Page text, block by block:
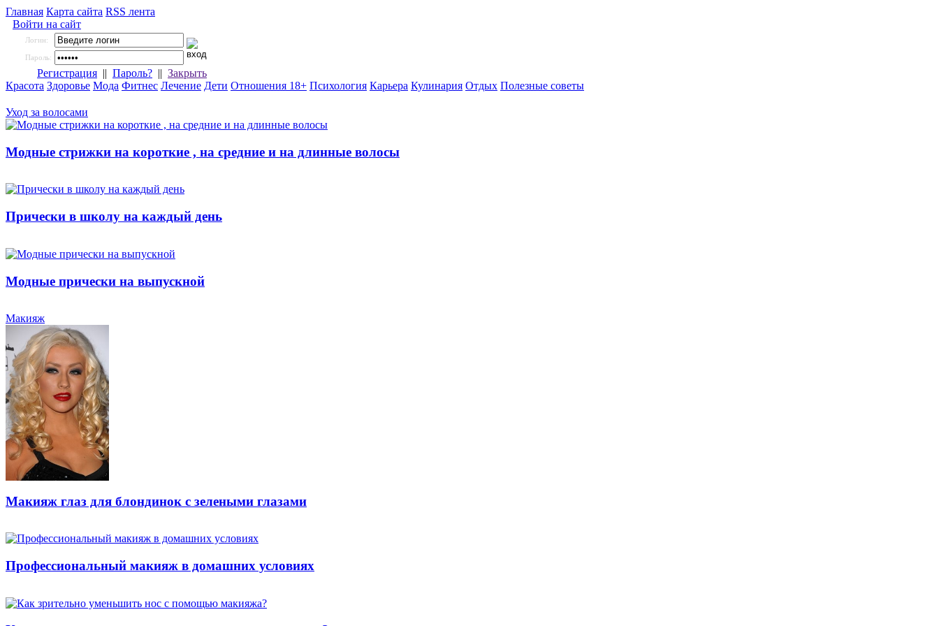
Главная Карта сайта RSS лента
Войти на сайт
Логин:
Пароль:
Регистрация || Пароль? || Закрыть
Красота Здоровье Мода Фитнес Лечение Дети Отношения 18+ Психология Карьера Кулинария Отдых Полезные советы
Уход за волосами
Модные стрижки на короткие , на средние и на длинные волосы
Прически в школу на каждый день
Модные прически на выпускной
Макияж
Макияж глаз для блондинок с зелеными глазами
Профессиональный макияж в домашних условиях